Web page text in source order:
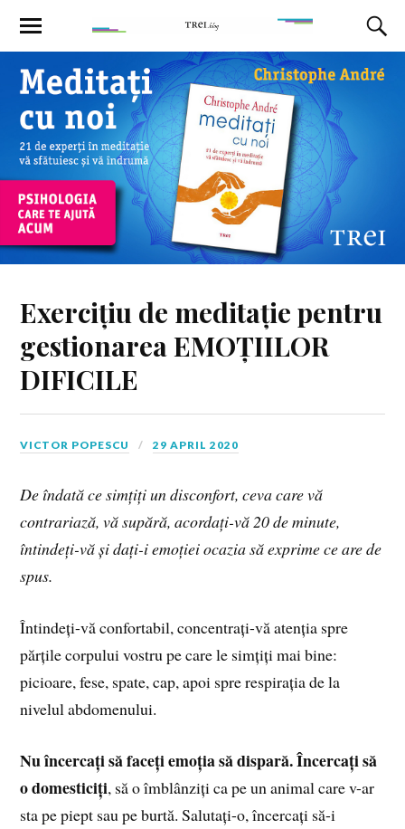
Exercițiu de meditație pentru
gestionarea EMOȚIILOR
DIFICILE
VICTOR POPESCU 29 APRIL 2020
De îndată ce simțiți un disconfort, ceva care vă
contrariază, vă supără, acordați-vă 20 de minute,
întindeți-vă și dați-i emoției ocazia să exprime ce are de
spus.
Întindeți-vă confortabil, concentrați-vă atenția spre
părțile corpului vostru pe care le simțiți mai bine:
picioare, fese, spate, cap, apoi spre respirația de la
nivelul abdomenului.
Nu încercați să faceți emoția să dispară. Încercați să
o domesticiți, să o îmblânziți ca pe un animal care v-ar
sta pe piept sau pe burtă. Salutați-o, încercați să-i